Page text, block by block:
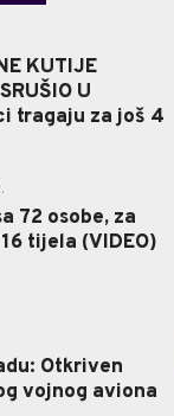
KUTIJE
U
tragaju za još 4
72 osobe, za
tijela (VIDEO)
Otkriven
vojnog aviona